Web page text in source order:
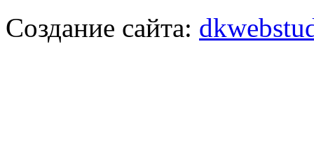
Создание сайта: